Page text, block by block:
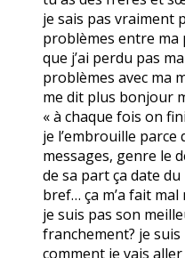
je sais pas vraiment
problèmes entre
que j’ai perdu pas
problèmes avec ma
me dit plus bonjour
« à chaque fois on
je l’embrouille parce
messages, genre le
de sa part ça date
bref… ça m’a fait mal
je suis pas son
franchement? je
comment je vais